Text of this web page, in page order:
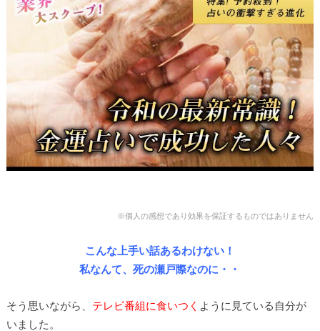
※個人の感想であり効果を保証するものではありません
こんな上手い話あるわけない！
私なんて、死の瀬戸際なのに・・
そう思いながら、 テレビ番組に食いつく ように見ている自分が
いました。